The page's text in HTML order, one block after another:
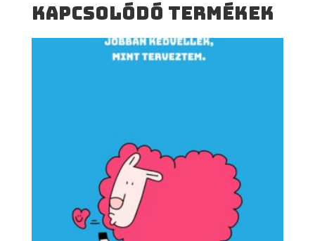
Kapcsolódó termékek